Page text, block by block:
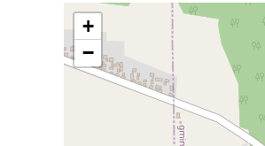
Parki narodowe
+
−